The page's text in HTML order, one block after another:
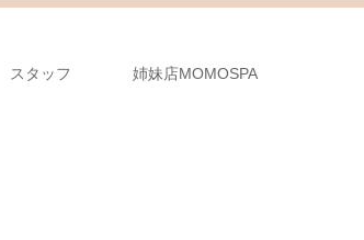
スタッフ 姉妹店MOMOSPA